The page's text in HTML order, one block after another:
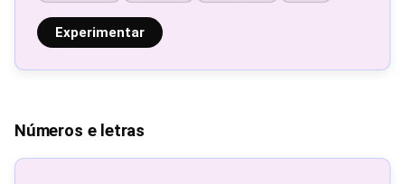
Experimentar
Números e letras